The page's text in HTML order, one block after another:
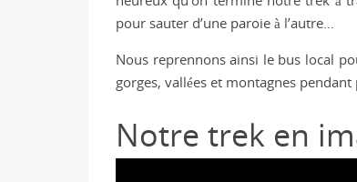
pour sauter d’une paroie à l’autre…
Nous reprennons ainsi le bus local
gorges, vallées et montagnes
Notre trek en